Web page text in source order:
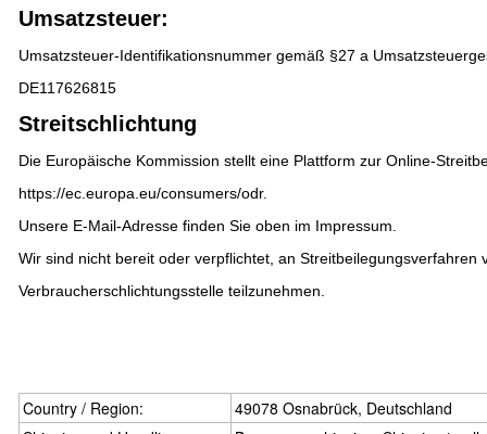
Umsatzsteuer:
Umsatzsteuer-Identifikationsnummer gemäß §27 a
DE117626815
Streitschlichtung
Die Europäische Kommission stellt eine Plattform zur Online-
https://ec.europa.eu/consumers/odr.
Unsere E-Mail-Adresse finden Sie oben im Impressum.
Wir sind nicht bereit oder verpflichtet, an Streitbeilegungsverfahren
Verbraucherschlichtungsstelle teilzunehmen.
Country / Region:
49078 Osnabrück, Deutschland